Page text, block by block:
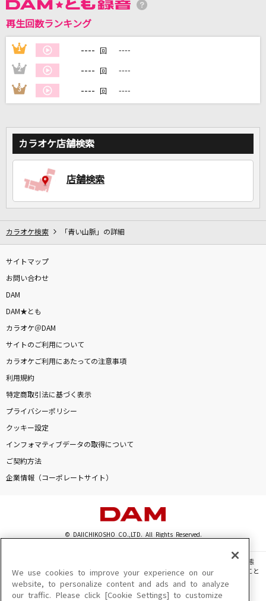
DAMの新曲・ランキングなど
DAMに会員登録・ログインして
自宅でカラオケ歌い放題！
再生回数ランキング
1 ---- 回 ----
2 ---- 回 ----
3 ---- 回 ----
カラオケ店舗検索
店舗検索
カラオケ検索 「青い山脈」の詳細
サイトマップ
お問い合わせ
DAM
DAM★とも
カラオケ＠DAM
サイトのご利用について
カラオケご利用にあたっての注意事項
利用規約
特定商取引法に基づく表示
プライバシーポリシー
クッキー設定
インフォマティブデータの取得について
ご契約方法
企業情報（コーポレートサイト）
© DAIICHIKOSHO CO.,LTD. All Rights Reserved.
このサイトに掲載されている一切の文章・画像・写真・動画・音声等を、手段や形態
を問わず、著作権法の定める範囲を超えて無断で複製、転載、ファイル化などすること
を禁じます。
楽曲及びコンテンツは、機種によりご利用いただけない場合があります。
We use cookies to improve your experience on our
website, to personalize content and ads and to analyze
our traffic. Please click [Cookie Settings] to customize